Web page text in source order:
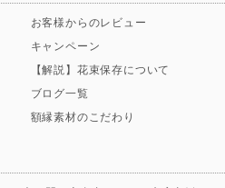
お客様からのレビュー
キャンペーン
【解説】花束保存について
ブログ一覧
額縁素材のこだわり